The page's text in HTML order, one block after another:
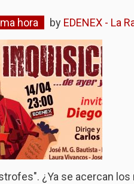
hora by EDENEX - La
¿Ya se acercan